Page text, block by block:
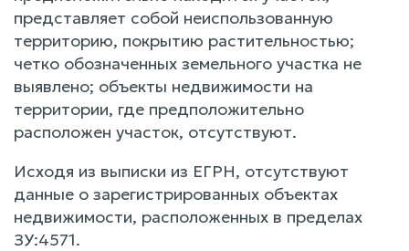
представляет собой неиспользованную
территорию, покрытию растительностью;
четко обозначенных земельного участка не
выявлено; объекты недвижимости на
территории, где предположительно
расположен участок, отсутствуют.
Исходя из выписки из ЕГРН, отсутствуют
данные о зарегистрированных объектах
недвижимости, расположенных в пределах
ЗУ:4571.